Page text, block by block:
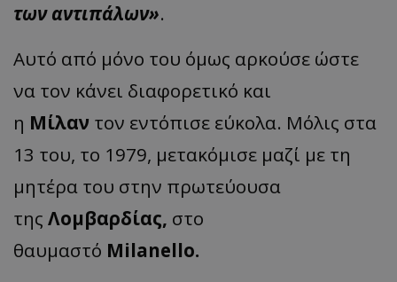
των αντιπάλων».
Αυτό από μόνο του όμως αρκούσε ώστε
να τον κάνει διαφορετικό και
η Μίλαν τον εντόπισε εύκολα. Μόλις στα
13 του, το 1979, μετακόμισε μαζί με τη
μητέρα του στην πρωτεύουσα
της Λομβαρδίας, στο
θαυμαστό Milanello.